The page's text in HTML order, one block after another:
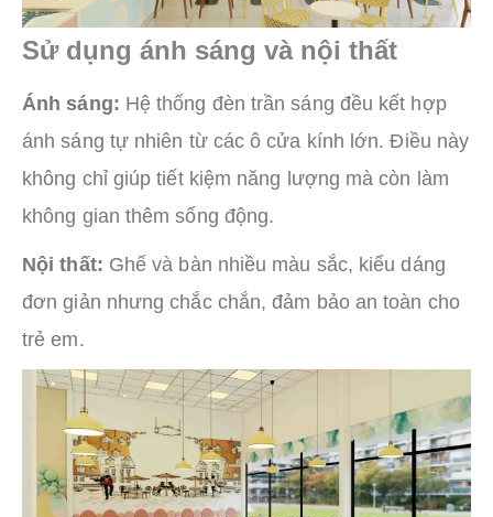
Sử dụng ánh sáng và nội thất
Ánh sáng: Hệ thống đèn trần sáng đều kết hợp
ánh sáng tự nhiên từ các ô cửa kính lớn. Điều này
không chỉ giúp tiết kiệm năng lượng mà còn làm
không gian thêm sống động.
Nội thất: Ghế và bàn nhiều màu sắc, kiểu dáng
đơn giản nhưng chắc chắn, đảm bảo an toàn cho
trẻ em.